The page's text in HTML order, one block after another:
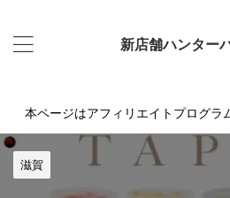
新店舗ハンター
本ページはアフィリエイトプログラ
滋賀